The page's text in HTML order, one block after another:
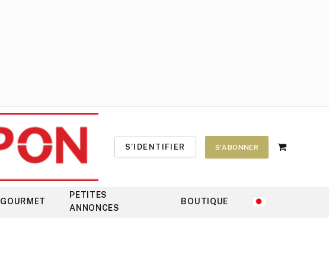
S'IDENTIFIER S'ABONNER
Shopping
GOURMET
PETITES
ANNONCES
BOUTIQUE